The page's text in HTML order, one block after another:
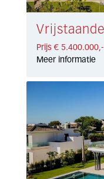
Prijs € 5.400.000,-
Meer informatie